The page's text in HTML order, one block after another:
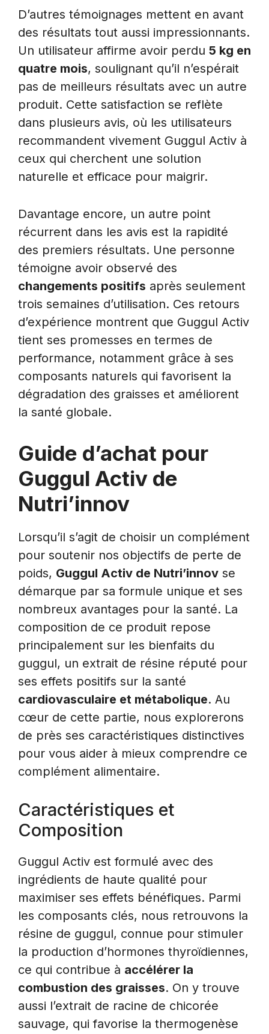
D’autres témoignages mettent en avant
des résultats tout aussi impressionnants.
Un utilisateur affirme avoir perdu 5 kg en
quatre mois, soulignant qu’il n’espérait
pas de meilleurs résultats avec un autre
produit. Cette satisfaction se reflète
dans plusieurs avis, où les utilisateurs
recommandent vivement Guggul Activ à
ceux qui cherchent une solution
naturelle et efficace pour maigrir.
Davantage encore, un autre point
récurrent dans les avis est la rapidité
des premiers résultats. Une personne
témoigne avoir observé des
changements positifs après seulement
trois semaines d’utilisation. Ces retours
d’expérience montrent que Guggul Activ
tient ses promesses en termes de
performance, notamment grâce à ses
composants naturels qui favorisent la
dégradation des graisses et améliorent
la santé globale.
Guide d’achat pour
Guggul Activ de
Nutri’innov
Lorsqu’il s’agit de choisir un complément
pour soutenir nos objectifs de perte de
poids, Guggul Activ de Nutri’innov se
démarque par sa formule unique et ses
nombreux avantages pour la santé. La
composition de ce produit repose
principalement sur les bienfaits du
guggul, un extrait de résine réputé pour
ses effets positifs sur la santé
cardiovasculaire et métabolique. Au
cœur de cette partie, nous explorerons
de près ses caractéristiques distinctives
pour vous aider à mieux comprendre ce
complément alimentaire.
Caractéristiques et
Composition
Guggul Activ est formulé avec des
ingrédients de haute qualité pour
maximiser ses effets bénéfiques. Parmi
les composants clés, nous retrouvons la
résine de guggul, connue pour stimuler
la production d’hormones thyroïdiennes,
ce qui contribue à accélérer la
combustion des graisses. On y trouve
aussi l’extrait de racine de chicorée
sauvage, qui favorise la thermogenèse